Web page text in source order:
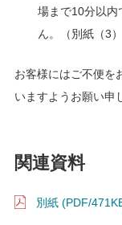
場まで10分以内
ん。（別紙（3）
お客様にはご不便を
いますようお願い申
関連資料
別紙 (PDF/